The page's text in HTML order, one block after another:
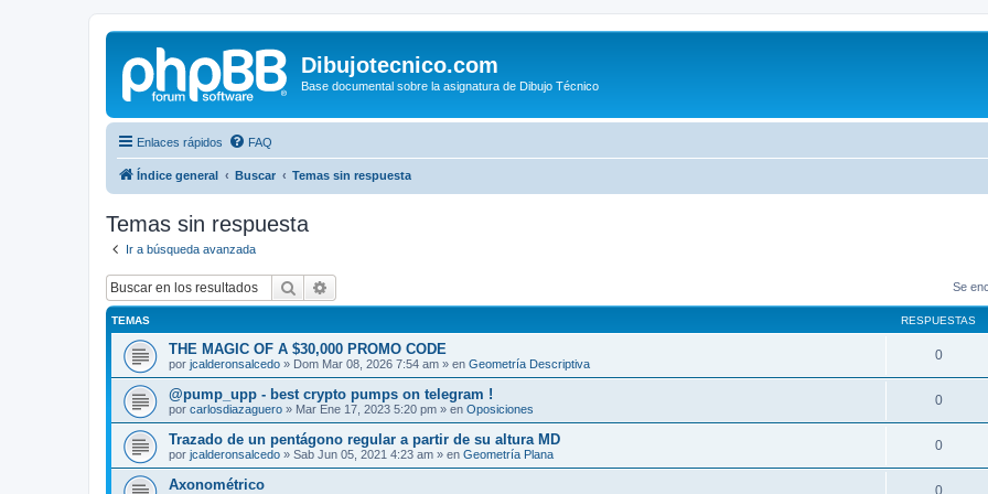
Dibujotecnico.com
Base documental sobre la asignatura de Dibujo Técnico
Enlaces rápidos FAQ
Índice general Buscar Temas sin respuesta
Temas sin respuesta
Ir a búsqueda avanzada
Buscar Se
TEMAS RESPUESTAS
THE MAGIC OF A $30,000 PROMO CODE
por jcalderonsalcedo » Dom Mar 08, 2026 7:54 am » en Geometría Descriptiva
0
@pump_upp - best crypto pumps on telegram !
por carlosdiazaguero » Mar Ene 17, 2023 5:20 pm » en Oposiciones
0
Trazado de un pentágono regular a partir de su altura MD
por jcalderonsalcedo » Sab Jun 05, 2021 4:23 am » en Geometría Plana
0
Axonométrico 0